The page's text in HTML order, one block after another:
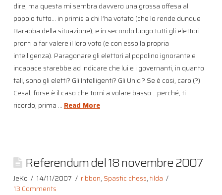
dire, ma questa mi sembra davvero una grossa offesa al
popolo tutto… in primis a chi l’ha votato (che lo rende dunque
Barabba della situazione), e in secondo luogo tutti gli elettori
pronti a far valere il loro voto (e con esso la propria
intelligenza). Paragonare gli elettori al popolino ignorante e
incapace starebbe ad indicare che lui e i governanti, in quanto
tali, sono gli eletti? Gli Intelligenti? Gli Unici? Se è cosi, caro (?)
Cesal, forse è il caso che torni a volare basso… perché, ti
ricordo, prima … Read More
Referendum del 18 novembre 2007
JeKo 14/11/2007 ribbon, Spastic chess,tilda
13 Comments